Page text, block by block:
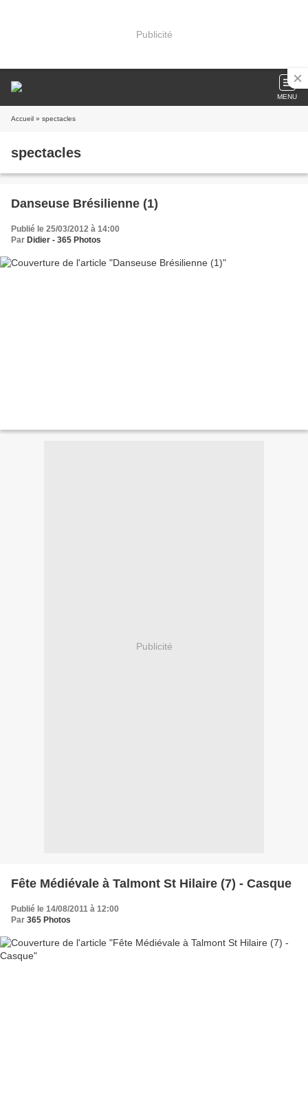
Publicité
MENU
Accueil » spectacles
spectacles
Danseuse Brésilienne (1)
Publié le 25/03/2012 à 14:00
Par Didier - 365 Photos
Publicité
Fête Médiévale à Talmont St Hilaire (7) - Casque
Publié le 14/08/2011 à 12:00
Par 365 Photos